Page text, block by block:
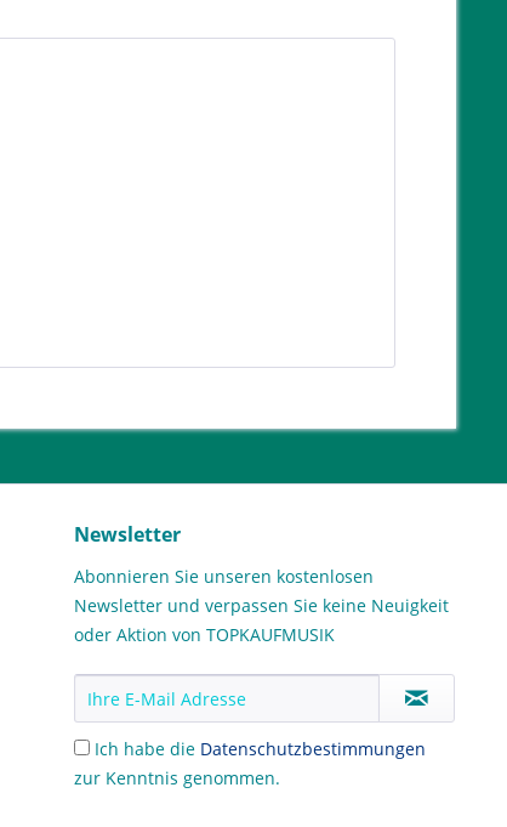
Newsletter
Abonnieren Sie unseren kostenlosen
Newsletter und verpassen Sie keine Neuigkeit
oder Aktion von TOPKAUFMUSIK
Ich habe die Datenschutzbestimmungen
zur Kenntnis genommen.